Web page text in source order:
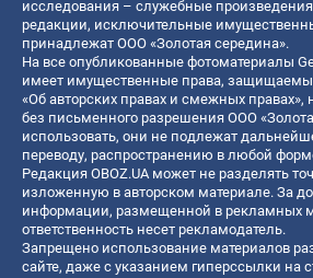
исследования – служебные
редакции, исключительные
принадлежат ООО «Золотая середина».
На все опубликованные фотоматериалы
имеет имущественные права,
«Об авторских правах и смежных правах»,
без письменного разрешения ООО
использовать, они не подлежат
переводу, распространению в любой
Редакция OBOZ.UA может не разделять
изложенную в авторском материале. За
информации, размещенной в рекламных
ответственность несет рекламодатель.
Запрещено использование материалов
сайте, даже с указанием гиперссылки на